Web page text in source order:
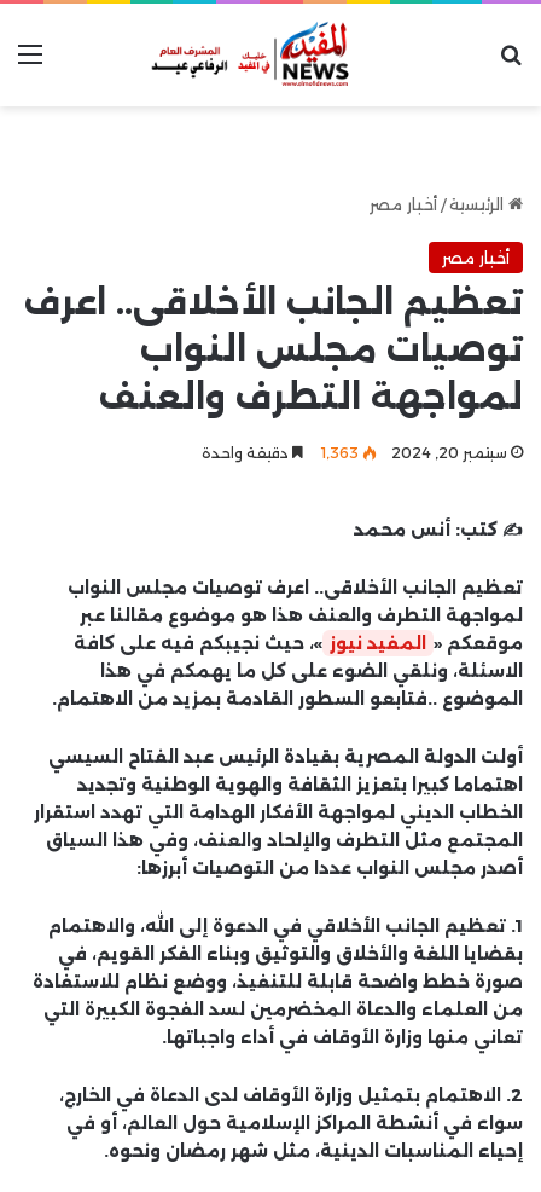
الرئيسية/ أخبار مصر
أخبار مصر
تعظيم الجانب الأخلاقى.. اعرف
توصيات مجلس النواب
لمواجهة التطرف والعنف
سبتمبر 20, 2024 1٬363 دقيقة واحدة
✍️ كتب: أنس محمد
تعظيم الجانب الأخلاقى.. اعرف توصيات مجلس النواب
لمواجهة التطرف والعنف هذا هو موضوع مقالنا عبر
موقعكم «
المفيد نيوز »، حيث نجيبكم فيه على كافة
الاسئلة، ونلقي الضوء على كل ما يهمكم في هذا
الموضوع ..فتابعو السطور القادمة بمزيد من الاهتمام.
أولت الدولة المصرية بقيادة الرئيس عبد الفتاح السيسي
اهتماما كبيرا بتعزيز الثقافة والهوية الوطنية وتجديد
الخطاب الديني لمواجهة الأفكار الهدامة التي تهدد استقرار
المجتمع مثل التطرف والإلحاد والعنف، وفي هذا السياق
أصدر مجلس النواب عددا من التوصيات أبرزها:
1. تعظيم الجانب الأخلاقي في الدعوة إلى الله، والاهتمام
بقضايا اللغة والأخلاق والتوثيق وبناء الفكر القويم، في
صورة خطط واضحة قابلة للتنفيذ، ووضع نظام للاستفادة
من العلماء والدعاة المخضرمين لسد الفجوة الكبيرة التي
تعاني منها وزارة الأوقاف في أداء واجباتها.
2. الاهتمام بتمثيل وزارة الأوقاف لدى الدعاة في الخارج،
سواء في أنشطة المراكز الإسلامية حول العالم، أو في
إحياء المناسبات الدينية، مثل شهر رمضان ونحوه.